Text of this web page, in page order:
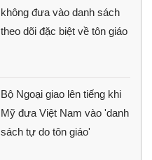
không đưa vào danh sách
theo dõi đặc biệt về tôn giáo
Bộ Ngoại giao lên tiếng khi
Mỹ đưa Việt Nam vào 'danh
sách tự do tôn giáo'